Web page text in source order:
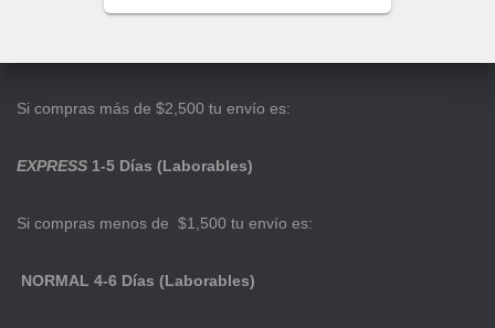
Si compras más de $2,500 tu envío es:
EXPRESS 1-5 Días (Laborables)
Si compras menos de $1,500 tu envío es:
NORMAL 4-6 Días (Laborables)